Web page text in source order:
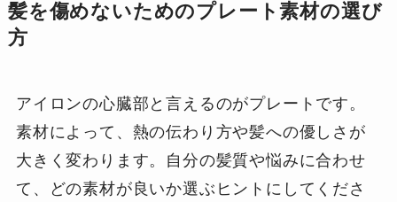
髪を傷めないためのプレート素材の選び
方
アイロンの心臓部と言えるのがプレートです。
素材によって、熱の伝わり方や髪への優しさが
大きく変わります。自分の髪質や悩みに合わせ
て、どの素材が良いか選ぶヒントにしてくださ